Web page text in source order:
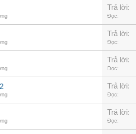
Trả lời:
Đọc:
Trả lời:
Đọc:
Trả lời:
Đọc:
Trả lời:
Đọc:
Trả lời:
Đọc: